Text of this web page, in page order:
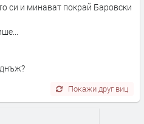
си и минават покрай Баровски
Покажи друг виц